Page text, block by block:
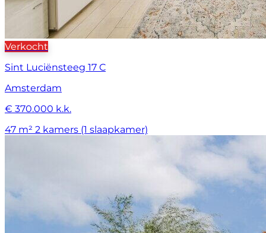
Verkocht
Sint Luciënsteeg 17 C
Amsterdam
€ 370.000 k.k.
47 m² 2 kamers (1 slaapkamer)